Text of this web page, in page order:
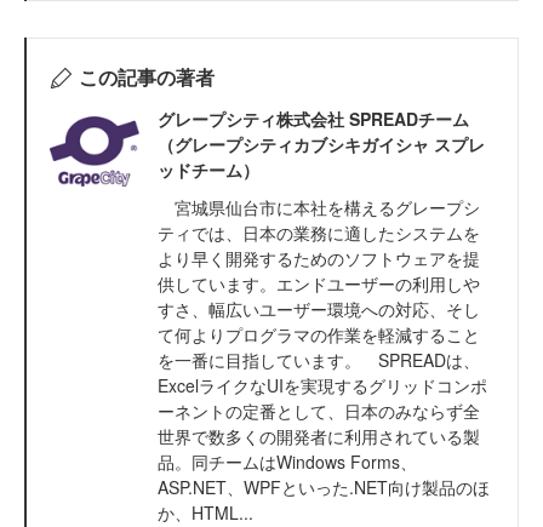
この記事の著者
グレープシティ株式会社 SPREADチーム
（グレープシティカブシキガイシャ スプレ
ッドチーム）
宮城県仙台市に本社を構えるグレープシ
ティでは、日本の業務に適したシステムを
より早く開発するためのソフトウェアを提
供しています。エンドユーザーの利用しや
すさ、幅広いユーザー環境への対応、そし
て何よりプログラマの作業を軽減すること
を一番に目指しています。 SPREADは、
ExcelライクなUIを実現するグリッドコンポ
ーネントの定番として、日本のみならず全
世界で数多くの開発者に利用されている製
品。同チームはWindows Forms、
ASP.NET、WPFといった.NET向け製品のほ
か、HTML...